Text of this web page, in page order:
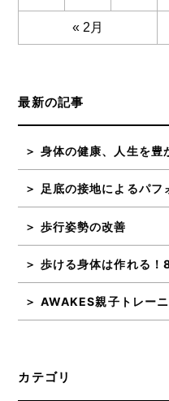
« 2月
最新の記事
身体の健康、人生を豊
足底の接地によるパフ
歩行姿勢の改善
歩ける身体は作れる！
AWAKES親子トレー
カテゴリ